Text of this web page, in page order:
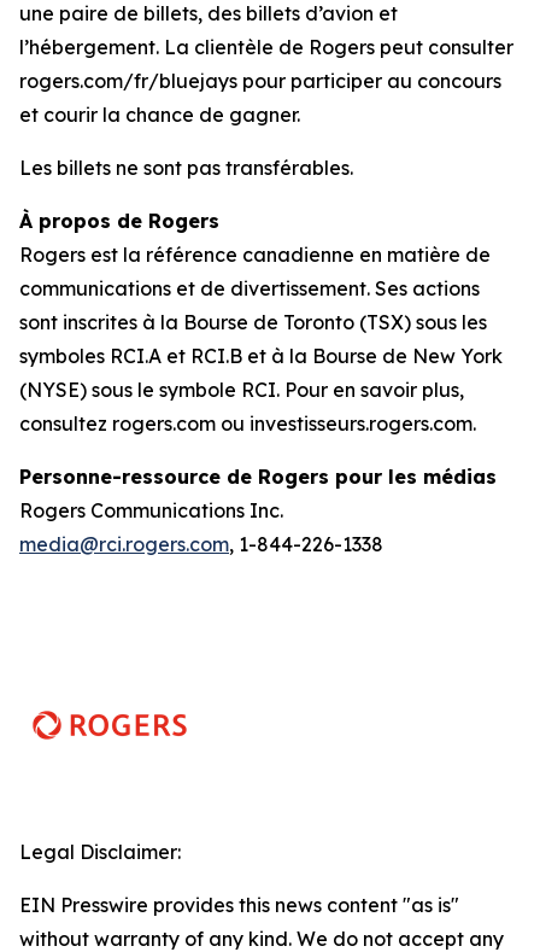
une paire de billets, des billets d’avion et
l’hébergement. La clientèle de Rogers peut consulter
rogers.com/fr/bluejays pour participer au concours
et courir la chance de gagner.
Les billets ne sont pas transférables.
À propos de Rogers
Rogers est la référence canadienne en matière de
communications et de divertissement. Ses actions
sont inscrites à la Bourse de Toronto (TSX) sous les
symboles RCI.A et RCI.B et à la Bourse de New York
(NYSE) sous le symbole RCI. Pour en savoir plus,
consultez rogers.com ou investisseurs.rogers.com.
Personne-ressource de Rogers pour les médias
Rogers Communications Inc.
media@rci.rogers.com, 1-844-226-1338
Legal Disclaimer:
EIN Presswire provides this news content "as is"
without warranty of any kind. We do not accept any